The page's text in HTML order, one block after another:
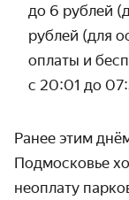
до 6 рублей
рублей (для
оплаты и
с 20:01 до
Ранее этим
Подмосковье
неоплату